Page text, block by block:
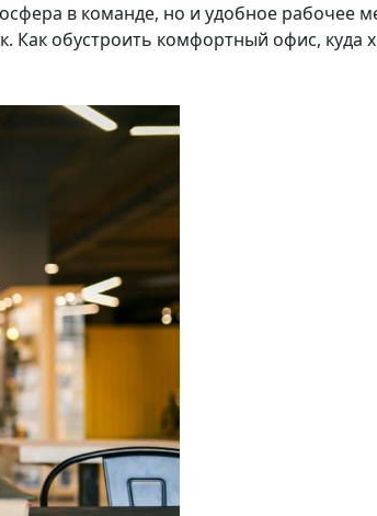
в команде, но и удобное рабочее
Как обустроить комфортный офис, куда